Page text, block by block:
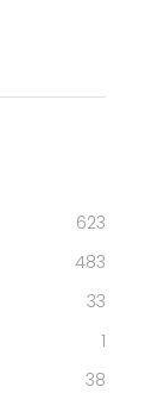
623
483
33
1
38